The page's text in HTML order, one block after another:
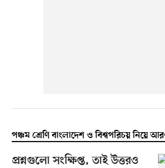
পঞ্চম শ্রেণি বাংলাদেশ ও বিশ্বপরিচয় নিয়ে
প্রশ্নগুলো সংক্ষিপ্ত, তাই উত্তরও